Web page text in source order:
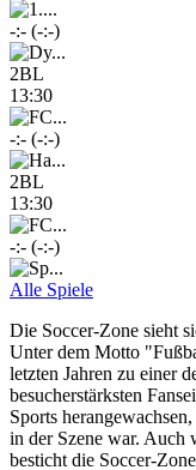
-:- (-:-)
2BL
13:30
-:- (-:-)
2BL
13:30
-:- (-:-)
Alle Spiele
Die Soccer-Zone sieht
Unter dem Motto
letzten Jahren zu einer
besucherstärksten
Sports
in der Szene war. Auch
besticht die Soccer-